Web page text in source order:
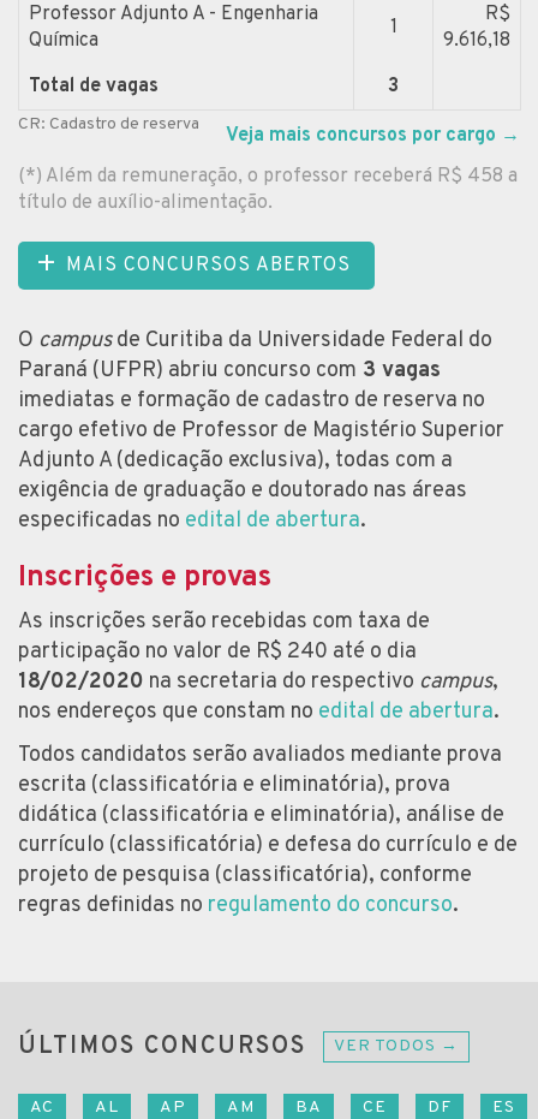
Professor Adjunto A - Engenharia
Química
1
R$
9.616,18
Total de vagas
3
CR: Cadastro de reserva Veja mais concursos por cargo →
(*) Além da remuneração, o professor receberá R$ 458 a
título de auxílio-alimentação.
MAIS CONCURSOS ABERTOS
O campusde Curitiba da Universidade Federal do
Paraná (UFPR) abriu concurso com 3 vagas
imediatas e formação de cadastro de reserva no
cargo efetivo de Professor de Magistério Superior
Adjunto A (dedicação exclusiva), todas com a
exigência de graduação e doutorado nas áreas
especificadas no edital de abertura.
Inscrições e provas
As inscrições serão recebidas com taxa de
participação no valor de R$ 240 até o dia
18/02/2020 na secretaria do respectivo campus,
nos endereços que constam no edital de abertura.
Todos candidatos serão avaliados mediante prova
escrita (classificatória e eliminatória), prova
didática (classificatória e eliminatória), análise de
currículo (classificatória) e defesa do currículo e de
projeto de pesquisa (classificatória), conforme
regras definidas no regulamento do concurso.
ÚLTIMOS CONCURSOS VER TODOS →
AC AL AP AM BA CE DF ES